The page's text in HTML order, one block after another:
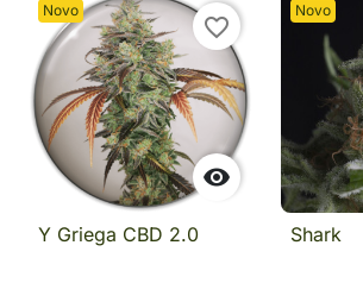
Novo

favorite_border
Y Griega CBD 2.0
Novo
Shark